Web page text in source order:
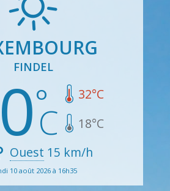
FINDEL
32°C
18°C
Ouest 15 km/h
10 août 2026 à 16h35